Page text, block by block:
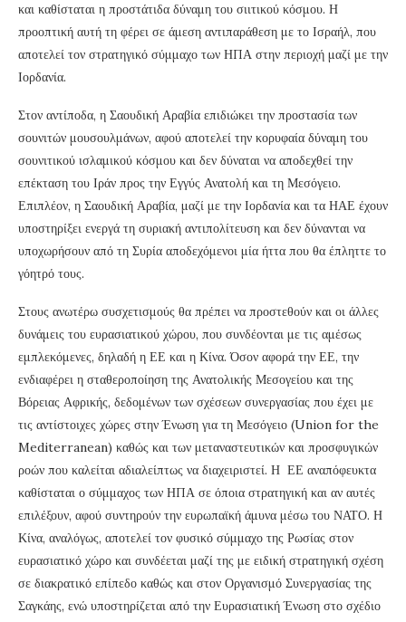
και καθίσταται η προστάτιδα δύναμη του σιιτικού κόσμου. Η
προοπτική αυτή τη φέρει σε άμεση αντιπαράθεση με το Ισραήλ, που
αποτελεί τον στρατηγικό σύμμαχο των ΗΠΑ στην περιοχή μαζί με την
Ιορδανία.
Στον αντίποδα, η Σαουδική Αραβία επιδιώκει την προστασία των
σουνιτών μουσουλμάνων, αφού αποτελεί την κορυφαία δύναμη του
σουνιτικού ισλαμικού κόσμου και δεν δύναται να αποδεχθεί την
επέκταση του Ιράν προς την Εγγύς Ανατολή και τη Μεσόγειο.
Επιπλέον, η Σαουδική Αραβία, μαζί με την Ιορδανία και τα ΗΑΕ έχουν
υποστηρίξει ενεργά τη συριακή αντιπολίτευση και δεν δύνανται να
υποχωρήσουν από τη Συρία αποδεχόμενοι μία ήττα που θα έπληττε το
γόητρό τους.
Στους ανωτέρω συσχετισμούς θα πρέπει να προστεθούν και οι άλλες
δυνάμεις του ευρασιατικού χώρου, που συνδέονται με τις αμέσως
εμπλεκόμενες, δηλαδή η ΕΕ και η Κίνα. Όσον αφορά την ΕΕ, την
ενδιαφέρει η σταθεροποίηση της Ανατολικής Μεσογείου και της
Βόρειας Αφρικής, δεδομένων των σχέσεων συνεργασίας που έχει με
τις αντίστοιχες χώρες στην Ένωση για τη Μεσόγειο (Union for the
Mediterranean) καθώς και των μεταναστευτικών και προσφυγικών
ροών που καλείται αδιαλείπτως να διαχειριστεί. Η ΕΕ αναπόφευκτα
καθίσταται ο σύμμαχος των ΗΠΑ σε όποια στρατηγική και αν αυτές
επιλέξουν, αφού συντηρούν την ευρωπαϊκή άμυνα μέσω του ΝΑΤΟ. Η
Κίνα, αναλόγως, αποτελεί τον φυσικό σύμμαχο της Ρωσίας στον
ευρασιατικό χώρο και συνδέεται μαζί της με ειδική στρατηγική σχέση
σε διακρατικό επίπεδο καθώς και στον Οργανισμό Συνεργασίας της
Σαγκάης, ενώ υποστηρίζεται από την Ευρασιατική Ένωση στο σχέδιο